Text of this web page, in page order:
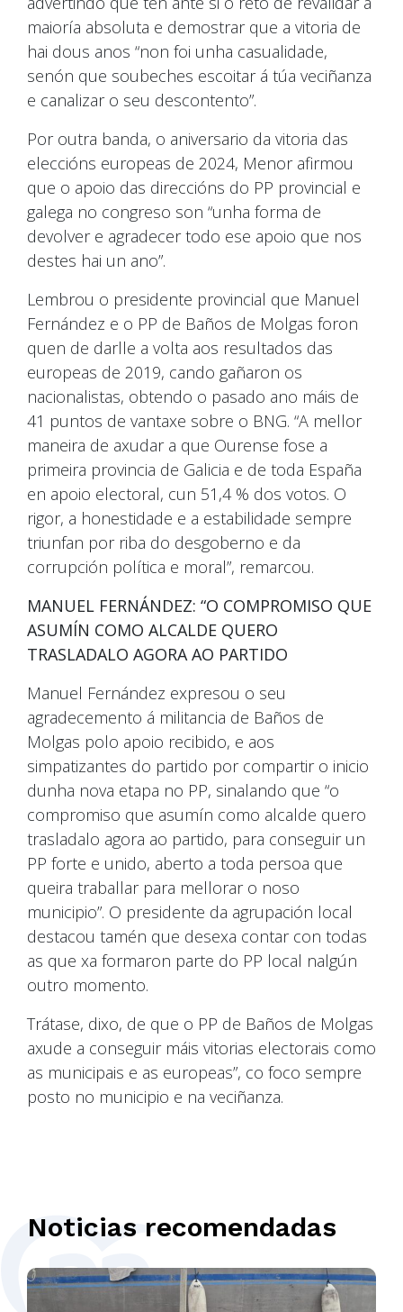
maioría absoluta e demostrar que a vitoria de
hai dous anos “non foi unha casualidade,
senón que soubeches escoitar á túa veciñanza
e canalizar o seu descontento”.
Por outra banda, o aniversario da vitoria das
eleccións europeas de 2024, Menor afirmou
que o apoio das direccións do PP provincial e
galega no congreso son “unha forma de
devolver e agradecer todo ese apoio que nos
destes hai un ano”.
Lembrou o presidente provincial que Manuel
Fernández e o PP de Baños de Molgas foron
quen de darlle a volta aos resultados das
europeas de 2019, cando gañaron os
nacionalistas, obtendo o pasado ano máis de
41 puntos de vantaxe sobre o BNG. “A mellor
maneira de axudar a que Ourense fose a
primeira provincia de Galicia e de toda España
en apoio electoral, cun 51,4 % dos votos. O
rigor, a honestidade e a estabilidade sempre
triunfan por riba do desgoberno e da
corrupción política e moral”, remarcou.
MANUEL FERNÁNDEZ: “O COMPROMISO QUE
ASUMÍN COMO ALCALDE QUERO
TRASLADALO AGORA AO PARTIDO
Manuel Fernández expresou o seu
agradecemento á militancia de Baños de
Molgas polo apoio recibido, e aos
simpatizantes do partido por compartir o inicio
dunha nova etapa no PP, sinalando que “o
compromiso que asumín como alcalde quero
trasladalo agora ao partido, para conseguir un
PP forte e unido, aberto a toda persoa que
queira traballar para mellorar o noso
municipio”. O presidente da agrupación local
destacou tamén que desexa contar con todas
as que xa formaron parte do PP local nalgún
outro momento.
Trátase, dixo, de que o PP de Baños de Molgas
axude a conseguir máis vitorias electorais como
as municipais e as europeas”, co foco sempre
posto no municipio e na veciñanza.
Noticias recomendadas